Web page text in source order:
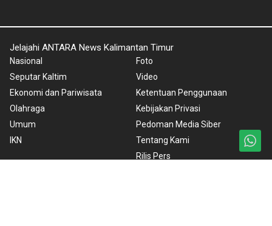
Jelajahi ANTARA News Kalimantan Timur
Nasional
Seputar Kaltim
Ekonomi dan Pariwisata
Olahraga
Umum
IKN
Foto
Video
Ketentuan Penggunaan
Kebijakan Privasi
Pedoman Media Siber
Tentang Kami
Rilis Pers